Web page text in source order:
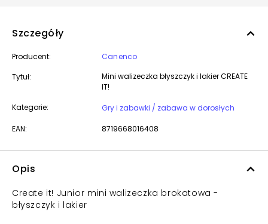
Szczegóły
Producent:
Canenco
Tytuł:
Mini walizeczka błyszczyk i lakier CREATE
IT!
Kategorie:
Gry i zabawki / zabawa w dorosłych
EAN: 8719668016408
Opis
Create it! Junior mini walizeczka brokatowa -
błyszczyk i lakier